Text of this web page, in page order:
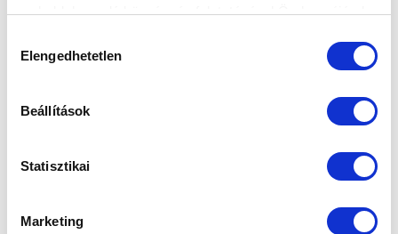
weboldalon való böngészés folytatásával Ön hozzájárul a
kiválasztása
Elengedhetetlen
Beállítások
Statisztikai
Marketing